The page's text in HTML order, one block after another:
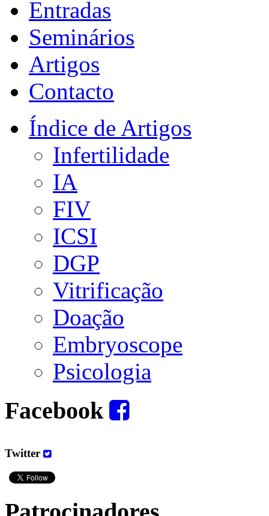
Entradas
Seminários
Artigos
Contacto
Índice de Artigos
Infertilidade
IA
FIV
ICSI
DGP
Vitrificação
Doação
Embryoscope
Psicologia
Facebook
Twitter